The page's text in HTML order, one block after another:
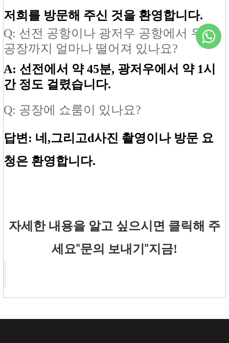
저희를 방문해 주신 것을 환영합니다.
Q: 선전 공항이나 광저우 공항에서 우리
공장까지 얼마나 떨어져 있나요?
A: 선전에서 약 45분, 광저우에서 약 1시
간 정도 걸렸습니다.
Q: 공장에 쇼룸이 있나요?
답변: 네,그리고d사진 촬영이나 방문 요
청은 환영합니다.
자세한 내용을 알고 싶으시면 클릭해 주
세요"문의 보내기 "지금!